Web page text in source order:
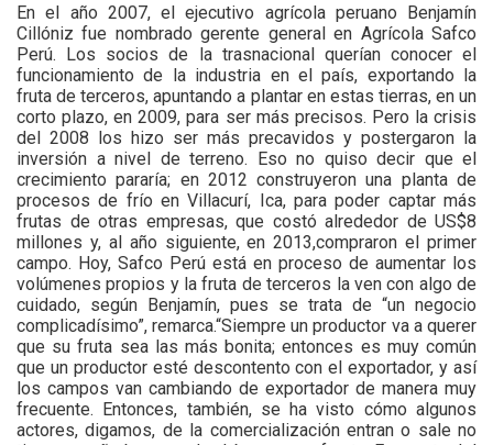
En el año 2007, el ejecutivo agrícola peruano Benjamín
Cillóniz fue nombrado gerente general en Agrícola Safco
Perú. Los socios de la trasnacional querían conocer el
funcionamiento de la industria en el país, exportando la
fruta de terceros, apuntando a plantar en estas tierras, en un
corto plazo, en 2009, para ser más precisos. Pero la crisis
del 2008 los hizo ser más precavidos y postergaron la
inversión a nivel de terreno. Eso no quiso decir que el
crecimiento pararía; en 2012 construyeron una planta de
procesos de frío en Villacurí, Ica, para poder captar más
frutas de otras empresas, que costó alrededor de US$8
millones y, al año siguiente, en 2013,compraron el primer
campo. Hoy, Safco Perú está en proceso de aumentar los
volúmenes propios y la fruta de terceros la ven con algo de
cuidado, según Benjamín, pues se trata de “un negocio
complicadísimo”, remarca.“Siempre un productor va a querer
que su fruta sea las más bonita; entonces es muy común
que un productor esté descontento con el exportador, y así
los campos van cambiando de exportador de manera muy
frecuente. Entonces, también, se ha visto cómo algunos
actores, digamos, de la comercialización entran o sale no